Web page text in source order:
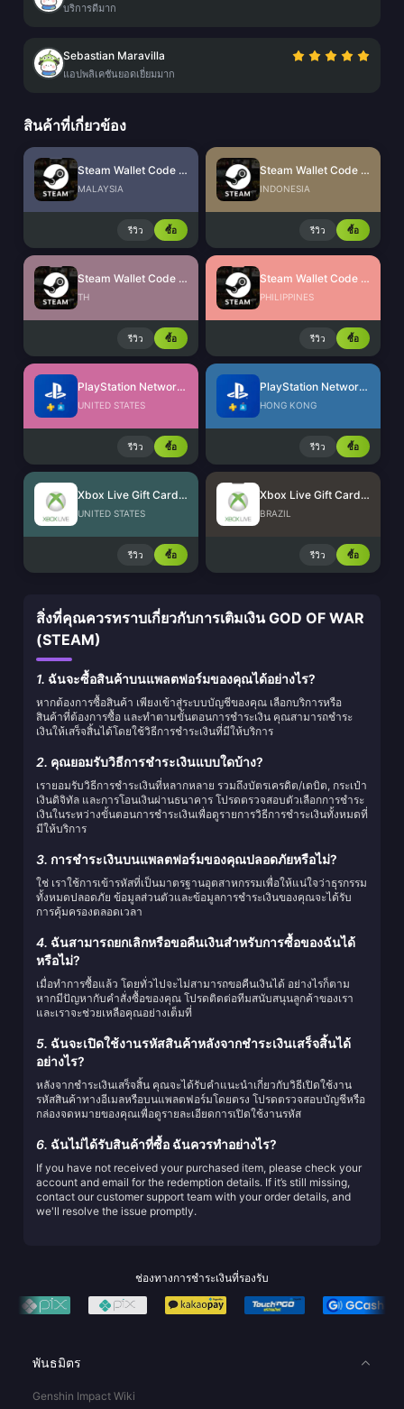
บริการดีมาก
Sebastian Maravilla
แอปพลิเคชันยอดเยี่ยมมาก
สินค้าที่เกี่ยวข้อง
Steam Wallet Code (MYR)
MALAYSIA
รีวิว ซื้อ
Steam Wallet Code (IDR)
INDONESIA
รีวิว ซื้อ
Steam Wallet Code (THB)
TH
รีวิว ซื้อ
Steam Wallet Code (PHP)
PHILIPPINES
รีวิว ซื้อ
PlayStation Network Card (US)
UNITED STATES
รีวิว ซื้อ
PlayStation Network Card (HK)
HONG KONG
รีวิว ซื้อ
Xbox Live Gift Card (US)
UNITED STATES
รีวิว ซื้อ
Xbox Live Gift Card (BR)
BRAZIL
รีวิว ซื้อ
สิ่งที่คุณควรทราบเกี่ยวกับการเติมเงิน GOD OF WAR
(STEAM)
1. ฉันจะซื้อสินค้าบนแพลตฟอร์มของคุณได้อย่างไร?
หากต้องการซื้อสินค้า เพียงเข้าสู่ระบบบัญชีของคุณ เลือกบริการหรือ
สินค้าที่ต้องการซื้อ และทำตามขั้นตอนการชำระเงิน คุณสามารถชำระ
เงินให้เสร็จสิ้นได้โดยใช้วิธีการชำระเงินที่มีให้บริการ
2. คุณยอมรับวิธีการชำระเงินแบบใดบ้าง?
เรายอมรับวิธีการชำระเงินที่หลากหลาย รวมถึงบัตรเครดิต/เดบิต, กระเป๋า
เงินดิจิทัล และการโอนเงินผ่านธนาคาร โปรดตรวจสอบตัวเลือกการชำระ
เงินในระหว่างขั้นตอนการชำระเงินเพื่อดูรายการวิธีการชำระเงินทั้งหมดที่
มีให้บริการ
3. การชำระเงินบนแพลตฟอร์มของคุณปลอดภัยหรือไม่?
ใช่ เราใช้การเข้ารหัสที่เป็นมาตรฐานอุตสาหกรรมเพื่อให้แน่ใจว่าธุรกรรม
ทั้งหมดปลอดภัย ข้อมูลส่วนตัวและข้อมูลการชำระเงินของคุณจะได้รับ
การคุ้มครองตลอดเวลา
4. ฉันสามารถยกเลิกหรือขอคืนเงินสำหรับการซื้อของฉันได้
หรือไม่?
เมื่อทำการซื้อแล้ว โดยทั่วไปจะไม่สามารถขอคืนเงินได้ อย่างไรก็ตาม
หากมีปัญหากับคำสั่งซื้อของคุณ โปรดติดต่อทีมสนับสนุนลูกค้าของเรา
และเราจะช่วยเหลือคุณอย่างเต็มที่
5. ฉันจะเปิดใช้งานรหัสสินค้าหลังจากชำระเงินเสร็จสิ้นได้
อย่างไร?
หลังจากชำระเงินเสร็จสิ้น คุณจะได้รับคำแนะนำเกี่ยวกับวิธีเปิดใช้งาน
รหัสสินค้าทางอีเมลหรือบนแพลตฟอร์มโดยตรง โปรดตรวจสอบบัญชีหรือ
กล่องจดหมายของคุณเพื่อดูรายละเอียดการเปิดใช้งานรหัส
6. ฉันไม่ได้รับสินค้าที่ซื้อ ฉันควรทำอย่างไร?
If you have not received your purchased item, please check your
account and email for the redemption details. If it’s still missing,
contact our customer support team with your order details, and
we'll resolve the issue promptly.
ช่องทางการชำระเงินที่รองรับ
พันธมิตร
Genshin Impact Wiki